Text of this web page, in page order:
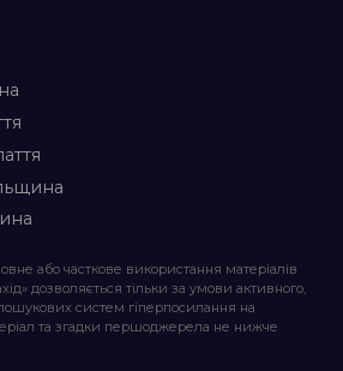
або часткове використання матеріалів
дозволяється тільки за умови активного,
систем гіперпосилання на
та згадки першоджерела не нижче